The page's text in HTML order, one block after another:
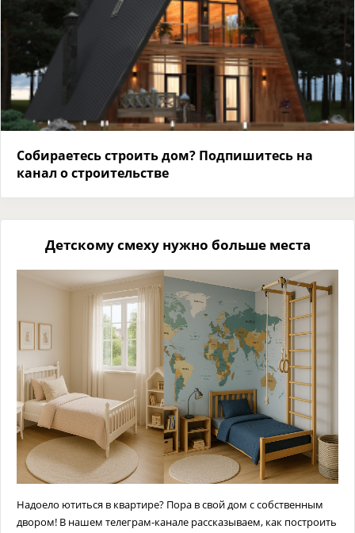
Собираетесь строить дом? Подпишитесь на
канал о строительстве
Детскому смеху нужно больше места
Надоело ютиться в квартире? Пора в свой дом с собственным
двором! В нашем телеграм-канале рассказываем, как построить